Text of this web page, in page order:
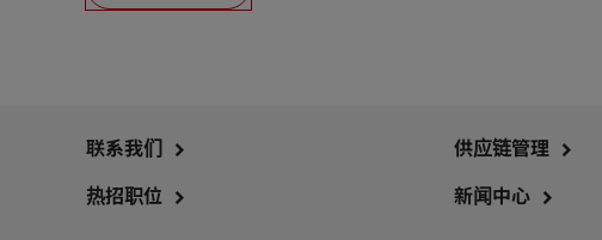
联系我们
热招职位
供应链管理
新闻中心